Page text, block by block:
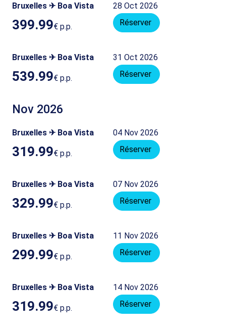
Bruxelles ✈ Boa Vista 28 Oct 2026
399.99€ p.p. Réserver
Bruxelles ✈ Boa Vista 31 Oct 2026
539.99€ p.p. Réserver
Nov 2026
Bruxelles ✈ Boa Vista 04 Nov 2026
319.99€ p.p. Réserver
Bruxelles ✈ Boa Vista 07 Nov 2026
329.99€ p.p. Réserver
Bruxelles ✈ Boa Vista 11 Nov 2026
299.99€ p.p. Réserver
Bruxelles ✈ Boa Vista 14 Nov 2026
319.99€ p.p. Réserver